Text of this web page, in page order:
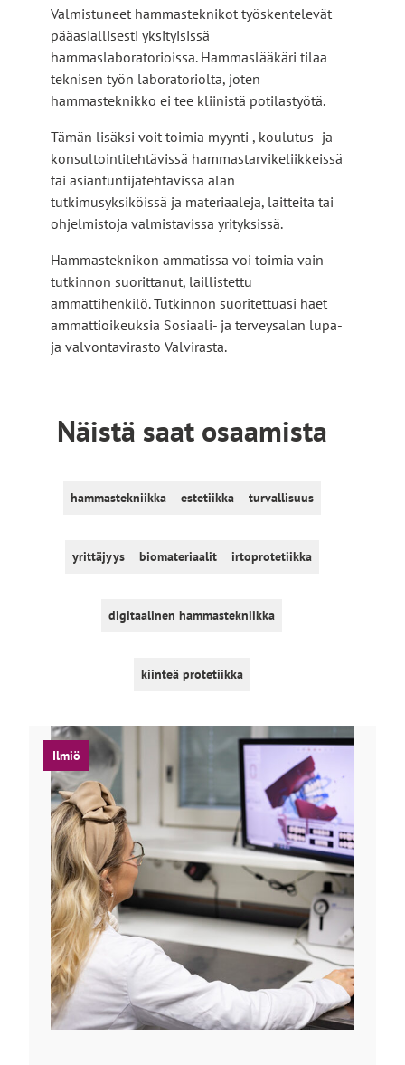
e
u
l
k
o
s
e
l
e
s
i
v
u
s
l
Valmistuneet hammasteknikot työskentelevät
pääasiallisesti yksityisissä
hammaslaboratorioissa. Hammaslääkäri tilaa
teknisen työn laboratoriolta, joten
hammasteknikko ei tee kliinistä potilastyötä.
Tämän lisäksi voit toimia myynti-, koulutus- ja
konsultointitehtävissä hammastarvikeliikkeissä
tai asiantuntijatehtävissä alan
tutkimusyksiköissä ja materiaaleja, laitteita tai
ohjelmistoja valmistavissa yrityksissä.
Hammasteknikon ammatissa voi toimia vain
tutkinnon suorittanut, laillistettu
ammattihenkilö. Tutkinnon suoritettuasi haet
ammattioikeuksia Sosiaali- ja terveysalan lupa-
ja valvontavirasto Valvirasta.
Näistä saat osaamista
hammastekniikka estetiikka turvallisuus
yrittäjyys biomateriaalit irtoprotetiikka
digitaalinen hammastekniikka
kiinteä protetiikka
Ilmiö